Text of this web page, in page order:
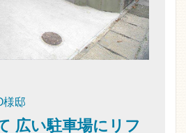
邸
広い駐車場にリフ